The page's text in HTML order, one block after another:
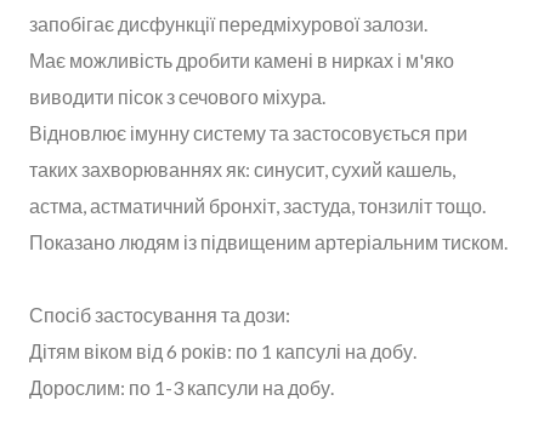
запобігає дисфункції передміхурової залози.
Має можливість дробити камені в нирках і м'яко
виводити пісок з сечового міхура.
Відновлює імунну систему та застосовується при
таких захворюваннях як: синусит, сухий кашель,
астма, астматичний бронхіт, застуда, тонзиліт тощо.
Показано людям із підвищеним артеріальним тиском.
Спосіб застосування та дози:
Дітям віком від 6 років: по 1 капсулі на добу.
Дорослим: по 1-3 капсули на добу.